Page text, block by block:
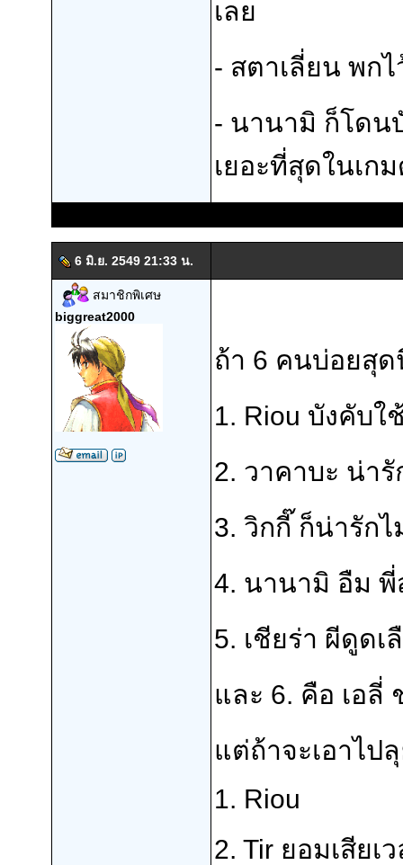
เลย
- สตาเลี่ยน พก
- นานามิ ก็โดน
เยอะที่สุดในเก
6 มิ.ย. 2549 21:33 น.
สมาชิกพิเศษ
biggreat2000
ถ้า 6 คนบ่อยสุ
1. Riou บังคับใ
2. วาคาบะ น่ารั
3. วิกกี๊ ก็น่ารักไ
4. นานามิ อืม
5. เชียร่า ผีดูดเ
และ 6. คือ เอลี่
แต่ถ้าจะเอาไป
1. Riou
2. Tir ยอมเสียเ